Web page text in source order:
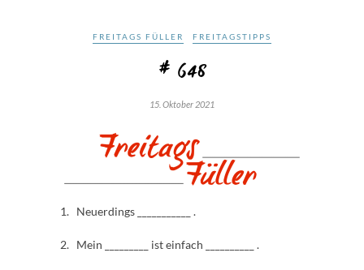
FREITAGS FÜLLER FREITAGSTIPPS
# 648
15. Oktober 2021
1. Neuerdings ___________ .
2. Mein _________ ist einfach __________ .